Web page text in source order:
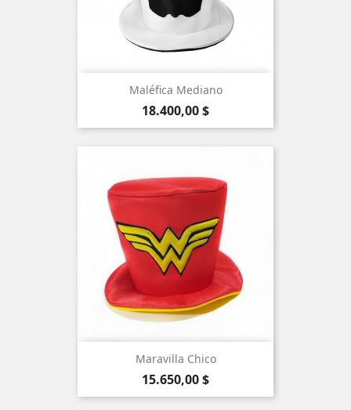
Maléfica Mediano
Precio
18.400,00 $
Maravilla Chico
Precio
15.650,00 $